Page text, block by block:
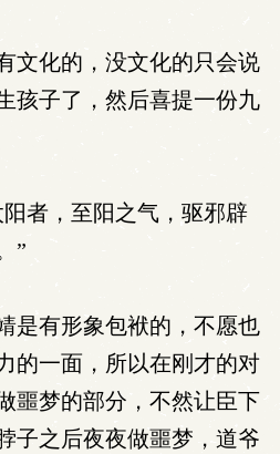
文化的，没文化的只会说
孩子了，然后喜提一份九
者，至阳之气，驱邪辟
”
是有形象包袱的，不愿也
的一面，所以在刚才的对
噩梦的部分，不然让臣下
子之后夜夜做噩梦，道爷